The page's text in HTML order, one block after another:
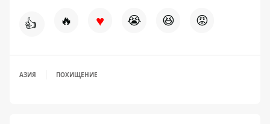
👍 🔥 ♥ 😭 😆 😡
АЗИЯ ПОХИЩЕНИЕ